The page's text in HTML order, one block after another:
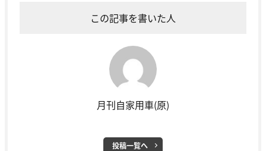
この記事を書いた人
月刊自家用車(原)
投稿一覧へ